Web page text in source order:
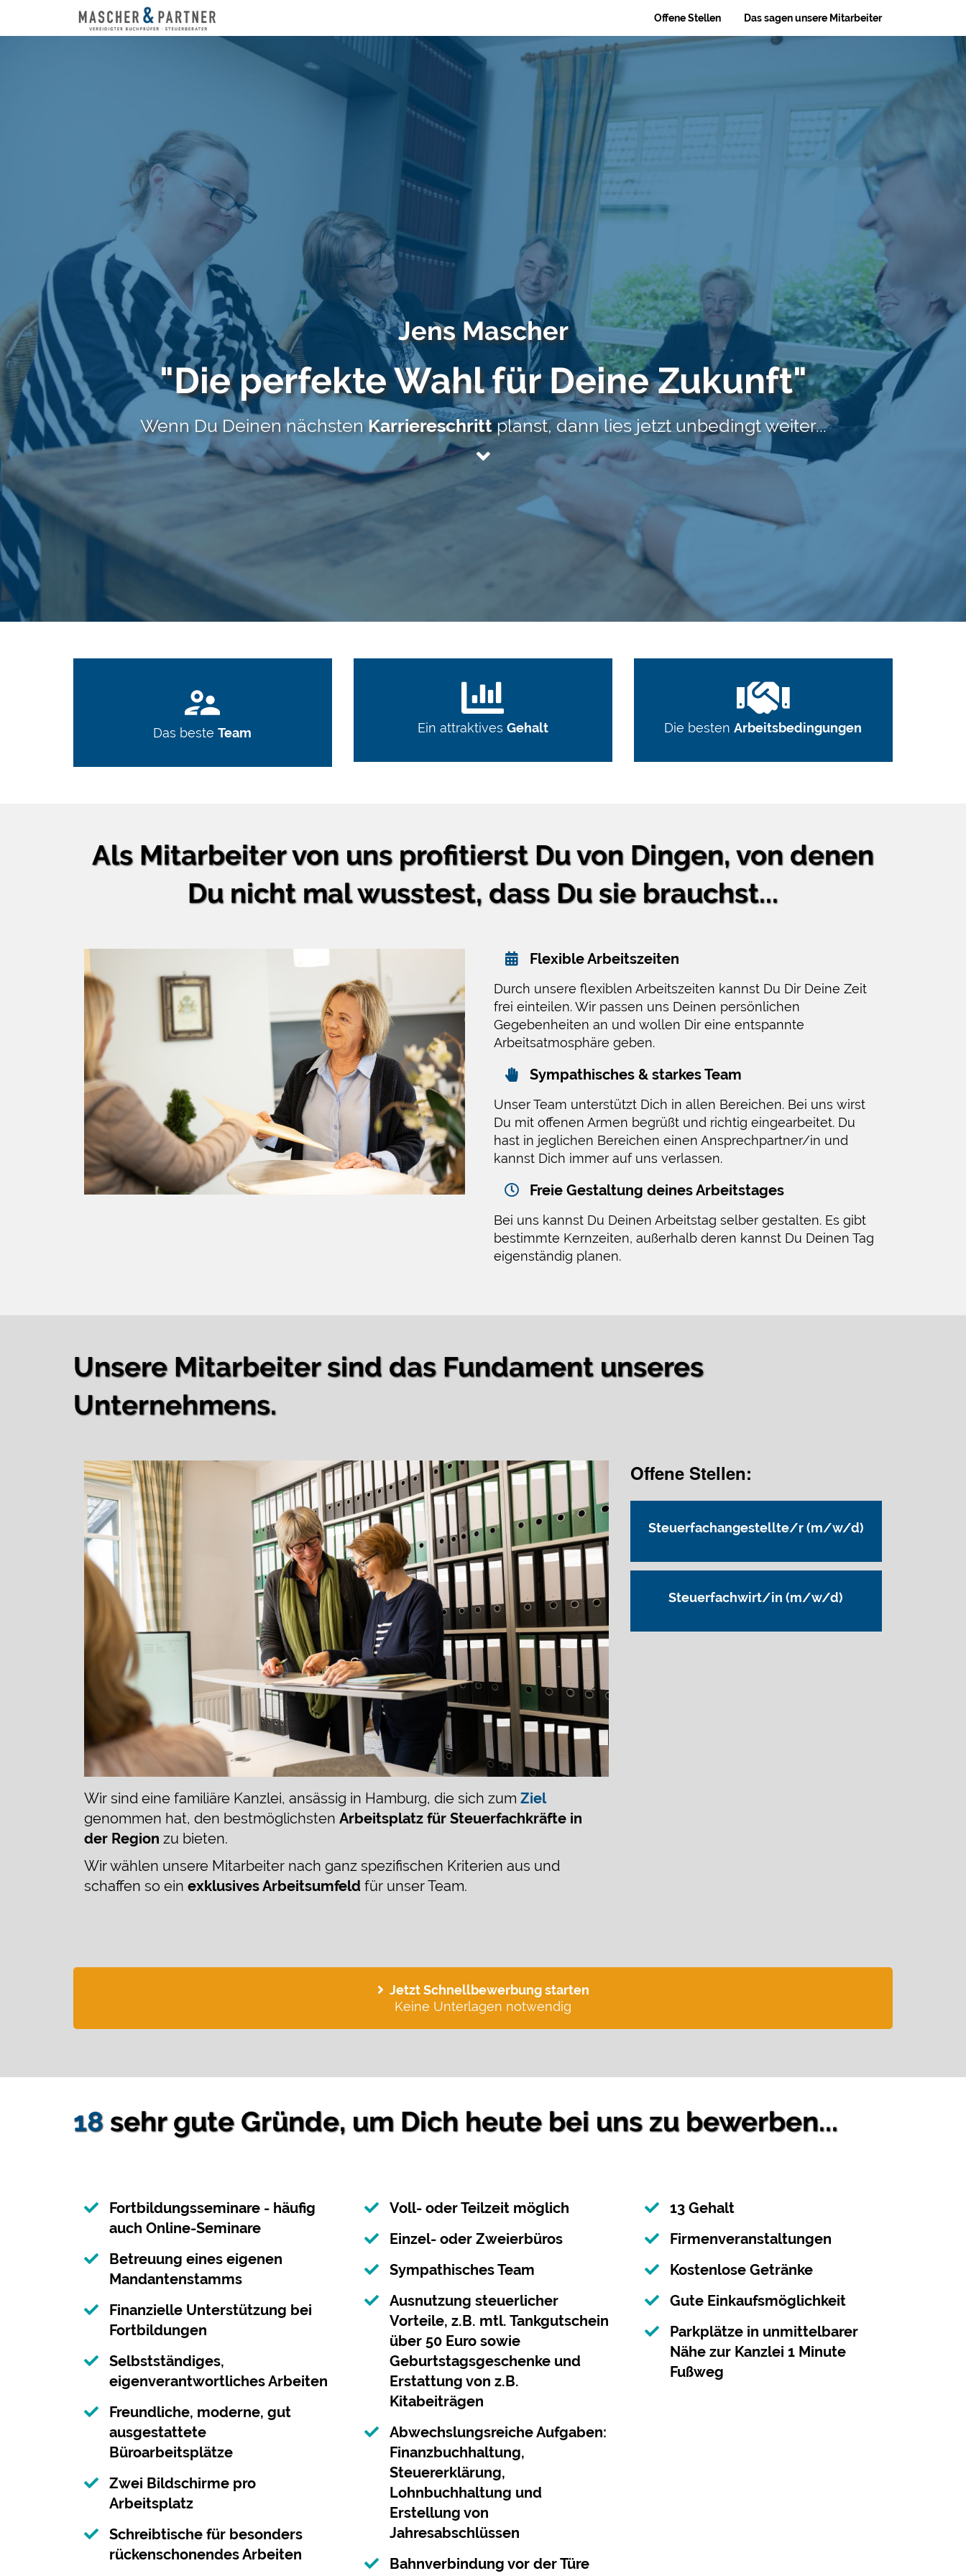
Offene Stellen Das sagen unsere Mitarbeiter
Jens Mascher
"Die perfekte Wahl für Deine Zukunft"
Wenn Du Deinen nächstenKarriereschrittplanst, dann lies jetzt unbedingt weiter...
Das besteTeam Ein attraktives Gehalt Die bestenArbeitsbedingungen
Als Mitarbeiter von uns profitierst Du von Dingen, von denen
Du nicht mal wusstest, dass Du sie brauchst...
Flexible Arbeitszeiten
Durch unsere flexiblen Arbeitszeiten kannst Du Dir Deine Zeit
frei einteilen. Wir passen uns Deinen persönlichen
Gegebenheiten an und wollen Dir eine entspannte
Arbeitsatmosphäre geben.
Sympathisches & starkes Team
Unser Team unterstützt Dich in allen Bereichen. Bei uns wirst
Du mit offenen Armen begrüßt und richtig eingearbeitet. Du
hast in jeglichen Bereichen einen Ansprechpartner/in und
kannst Dich immer auf uns verlassen.
Freie Gestaltung deines Arbeitstages
Bei uns kannst Du Deinen Arbeitstag selber gestalten. Es gibt
bestimmte Kernzeiten, außerhalb deren kannst Du Deinen Tag
eigenständig planen.
Unsere Mitarbeiter sind das Fundament unseres
Unternehmens.
Wir sind eine familiäre Kanzlei, ansässig in Hamburg, die sich zum Ziel
genommen hat, den bestmöglichsten Arbeitsplatz für Steuerfachkräfte in
der Region zu bieten.
Wir wählen unsere Mitarbeiter nach ganz spezifischen Kriterien aus und
schaffen so ein exklusives Arbeitsumfeld für unser Team.
Offene Stellen:
Steuerfachangestellte/r (m/w/d)
Steuerfachwirt/in (m/w/d)
Jetzt Schnellbewerbung starten
Keine Unterlagen notwendig
18 sehr gute Gründe, um Dich heute bei uns zu bewerben...
Fortbildungsseminare - häufig
auch Online-Seminare
Betreuung eines eigenen
Mandantenstamms
Finanzielle Unterstützung bei
Fortbildungen
Selbstständiges,
eigenverantwortliches Arbeiten
Freundliche, moderne, gut
ausgestattete
Büroarbeitsplätze
Zwei Bildschirme pro
Arbeitsplatz
Schreibtische für besonders
rückenschonendes Arbeiten
Voll- oder Teilzeit möglich
Einzel- oder Zweierbüros
Sympathisches Team
Ausnutzung steuerlicher
Vorteile, z.B. mtl. Tankgutschein
über 50 Euro sowie
Geburtstagsgeschenke und
Erstattung von z.B.
Kitabeiträgen
Abwechslungsreiche Aufgaben:
Finanzbuchhaltung,
Steuererklärung,
Lohnbuchhaltung und
Erstellung von
Jahresabschlüssen
Bahnverbindung vor der Türe
13 Gehalt
Firmenveranstaltungen
Kostenlose Getränke
Gute Einkaufsmöglichkeit
Parkplätze in unmittelbarer
Nähe zur Kanzlei 1 Minute
Fußweg